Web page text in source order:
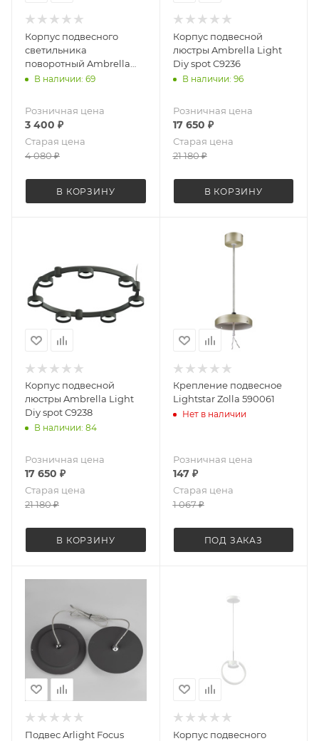
Корпус подвесного
светильника
поворотный Ambrella
Light Diy spot C9119
В наличии: 69
Розничная цена
3 400 ₽
Старая цена
4 080₽
В КОРЗИНУ
Корпус подвесной
люстры Ambrella Light
Diy spot C9236
В наличии: 96
Розничная цена
17 650 ₽
Старая цена
21 180₽
В КОРЗИНУ
Корпус подвесной
люстры Ambrella Light
Diy spot C9238
В наличии: 84
Розничная цена
17 650 ₽
Старая цена
21 180₽
В КОРЗИНУ
Крепление подвесное
Lightstar Zolla 590061
Нет в наличии
Розничная цена
147₽
Старая цена
1 067₽
ПОД ЗАКАЗ
Подвес Arlight Focus
Корпус подвесного